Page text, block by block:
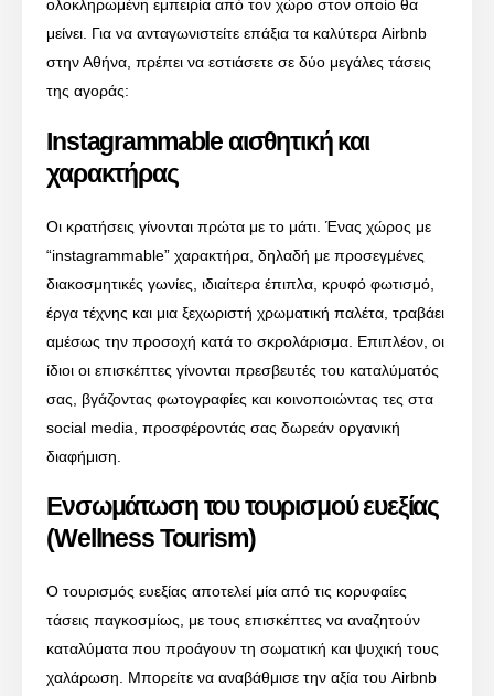
ολοκληρωμένη εμπειρία από τον χώρο στον οποίο θα
μείνει. Για να ανταγωνιστείτε επάξια τα καλύτερα Airbnb
στην Αθήνα, πρέπει να εστιάσετε σε δύο μεγάλες τάσεις
της αγοράς:
Instagrammable αισθητική και
χαρακτήρας
Οι κρατήσεις γίνονται πρώτα με το μάτι. Ένας χώρος με
“instagrammable” χαρακτήρα, δηλαδή με προσεγμένες
διακοσμητικές γωνίες, ιδιαίτερα έπιπλα, κρυφό φωτισμό,
έργα τέχνης και μια ξεχωριστή χρωματική παλέτα, τραβάει
αμέσως την προσοχή κατά το σκρολάρισμα. Επιπλέον, οι
ίδιοι οι επισκέπτες γίνονται πρεσβευτές του καταλύματός
σας, βγάζοντας φωτογραφίες και κοινοποιώντας τες στα
social media, προσφέροντάς σας δωρεάν οργανική
διαφήμιση.
Ενσωμάτωση του τουρισμού ευεξίας
(Wellness Tourism)
Ο τουρισμός ευεξίας αποτελεί μία από τις κορυφαίες
τάσεις παγκοσμίως, με τους επισκέπτες να αναζητούν
καταλύματα που προάγουν τη σωματική και ψυχική τους
χαλάρωση. Μπορείτε να αναβάθμισε την αξία του Airbnb